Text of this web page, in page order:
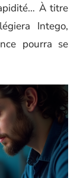
À titre
Intego,
pourra se